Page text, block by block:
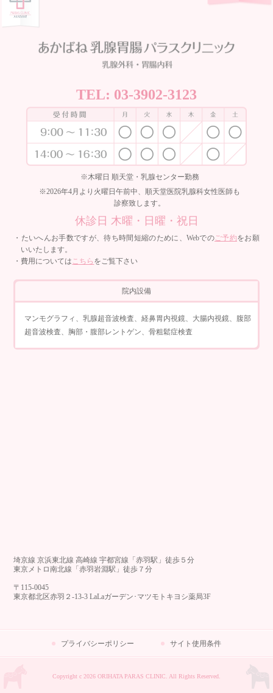
TEL: 03-3902-3123
※木曜日 順天堂・乳腺センター勤務
※2026年4月より火曜日午前中、順天堂医院乳腺科女性医師も
診察致します。
休診日 木曜・日曜・祝日
・たいへんお手数ですが、待ち時間短縮のために、Webでのご予約をお願
いいたします。
・費用についてはこちら をご覧下さい
院内設備
マンモグラフィ、乳腺超音波検査、経鼻胃内視鏡、大腸内視鏡、腹部
超音波検査、胸部・腹部レントゲン、骨粗鬆症検査
埼京線 京浜東北線 高崎線 宇都宮線「赤羽駅」徒歩５分
東京メトロ南北線「赤羽岩淵駅」徒歩７分
〒115-0045
東京都北区赤羽２-13-3 LaLaガーデン･マツモトキヨシ薬局3F
プライバシーポリシー サイト使用条件
Copyright c 2026 ORIHATA PARAS CLINIC. All Rights Reserved.